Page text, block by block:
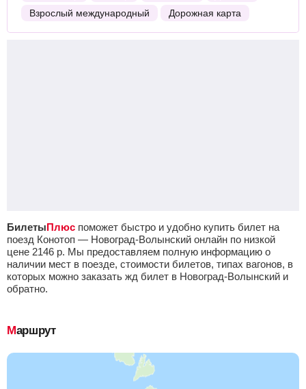
Взрослый международный
Дорожная карта
БилетыПлюс поможет быстро и удобно купить билет на
поезд Конотоп — Новоград-Волынский онлайн по низкой
цене 2146 р. Мы предоставляем полную информацию о
наличии мест в поезде, стоимости билетов, типах вагонов, в
которых можно заказать жд билет в Новоград-Волынский и
обратно.
Маршрут